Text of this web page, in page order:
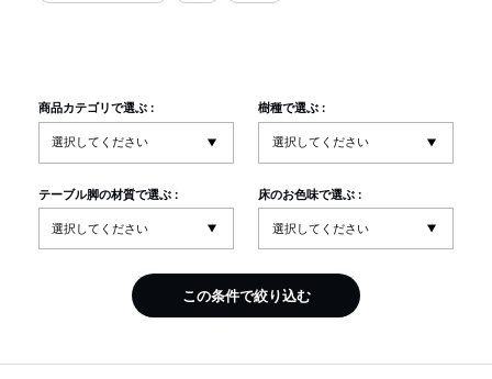
商品カテゴリで選ぶ : 樹種で選ぶ :
テーブル脚の材質で選ぶ : 床のお色味で選ぶ :
この条件で絞り込む